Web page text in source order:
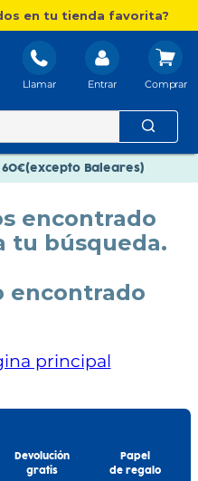
en tu tienda favorita?
Llamar Entrar
Baleares)
Aire Libre
sin intereses
encontrado
tu búsqueda.
principal
Devolución
gratis
Papel
de regalo